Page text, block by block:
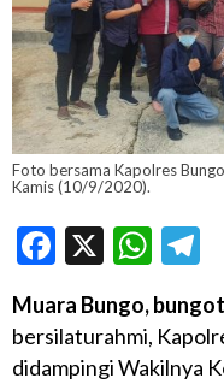
Foto bersama Kapolres
Kamis (10/9/2020).
Facebook
X
Muara Bungo,
bersilaturahmi,
didampingi Wakilnya